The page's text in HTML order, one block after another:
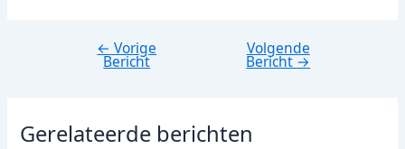
navigatie
← Vorige
Bericht
Volgende
Bericht→
Gerelateerde berichten